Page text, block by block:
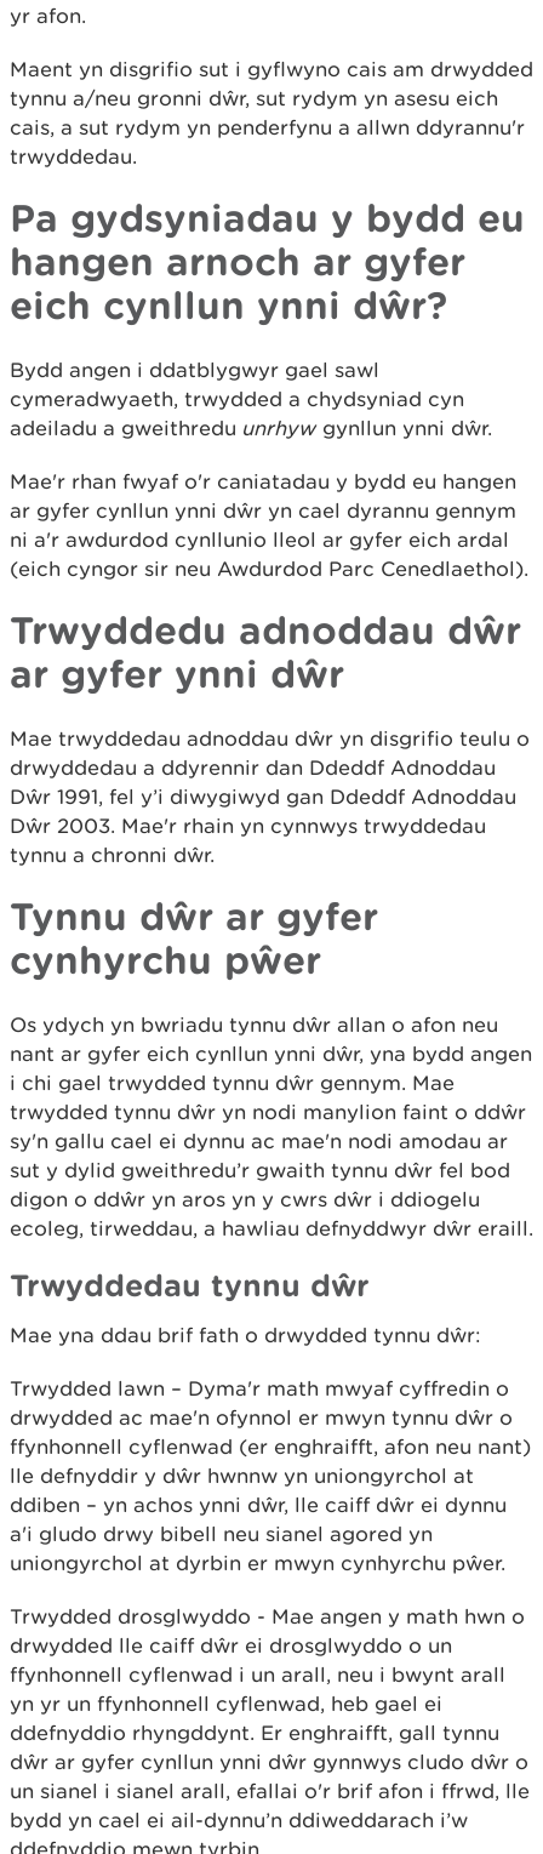
yr afon.
Maent yn disgrifio sut i gyflwyno cais am drwydded
tynnu a/neu gronni dŵr, sut rydym yn asesu eich
cais, a sut rydym yn penderfynu a allwn ddyrannu'r
trwyddedau.
Pa gydsyniadau y bydd eu
hangen arnoch ar gyfer
eich cynllun ynni dŵr?
Bydd angen i ddatblygwyr gael sawl
cymeradwyaeth, trwydded a chydsyniad cyn
adeiladu a gweithredu unrhywgynllun ynni dŵr.
Mae'r rhan fwyaf o'r caniatadau y bydd eu hangen
ar gyfer cynllun ynni dŵr yn cael dyrannu gennym
ni a'r awdurdod cynllunio lleol ar gyfer eich ardal
(eich cyngor sir neu Awdurdod Parc Cenedlaethol).
Trwyddedu adnoddau dŵr
ar gyfer ynni dŵr
Mae trwyddedau adnoddau dŵr yn disgrifio teulu o
drwyddedau a ddyrennir dan Ddeddf Adnoddau
Dŵr 1991, fel y’i diwygiwyd gan Ddeddf Adnoddau
Dŵr 2003. Mae'r rhain yn cynnwys trwyddedau
tynnu a chronni dŵr.
Tynnu dŵr ar gyfer
cynhyrchu pŵer
Os ydych yn bwriadu tynnu dŵr allan o afon neu
nant ar gyfer eich cynllun ynni dŵr, yna bydd angen
i chi gael trwydded tynnu dŵr gennym. Mae
trwydded tynnu dŵr yn nodi manylion faint o ddŵr
sy'n gallu cael ei dynnu ac mae'n nodi amodau ar
sut y dylid gweithredu’r gwaith tynnu dŵr fel bod
digon o ddŵr yn aros yn y cwrs dŵr i ddiogelu
ecoleg, tirweddau, a hawliau defnyddwyr dŵr eraill.
Trwyddedau tynnu dŵr
Mae yna ddau brif fath o drwydded tynnu dŵr:
Trwydded lawn – Dyma'r math mwyaf cyffredin o
drwydded ac mae'n ofynnol er mwyn tynnu dŵr o
ffynhonnell cyflenwad (er enghraifft, afon neu nant)
lle defnyddir y dŵr hwnnw yn uniongyrchol at
ddiben – yn achos ynni dŵr, lle caiff dŵr ei dynnu
a'i gludo drwy bibell neu sianel agored yn
uniongyrchol at dyrbin er mwyn cynhyrchu pŵer.
Trwydded drosglwyddo - Mae angen y math hwn o
drwydded lle caiff dŵr ei drosglwyddo o un
ffynhonnell cyflenwad i un arall, neu i bwynt arall
yn yr un ffynhonnell cyflenwad, heb gael ei
ddefnyddio rhyngddynt. Er enghraifft, gall tynnu
dŵr ar gyfer cynllun ynni dŵr gynnwys cludo dŵr o
un sianel i sianel arall, efallai o'r brif afon i ffrwd, lle
bydd yn cael ei ail-dynnu’n ddiweddarach i’w
ddefnyddio mewn tyrbin.